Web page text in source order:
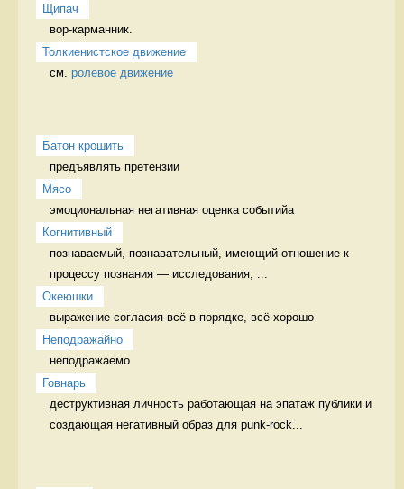
Щипач
вор-карманник.
Толкиенистское движение
см. ролевое движение
Батон крошить
предъявлять претензии
Мясо
эмоциональная негативная оценка событийа
Когнитивный
познаваемый, познавательный, имеющий отношение к
процессу познания — исследования, ...
Океюшки
выражение согласия всё в порядке, всё хорошо
Неподражайно
неподражаемо
Говнарь
деструктивная личность работающая на эпатаж публики и
создающая негативный образ для punk-rock...